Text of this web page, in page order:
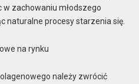
zachowaniu młodszego
naturalne procesy starzenia się.
na rynku
należy zwrócić